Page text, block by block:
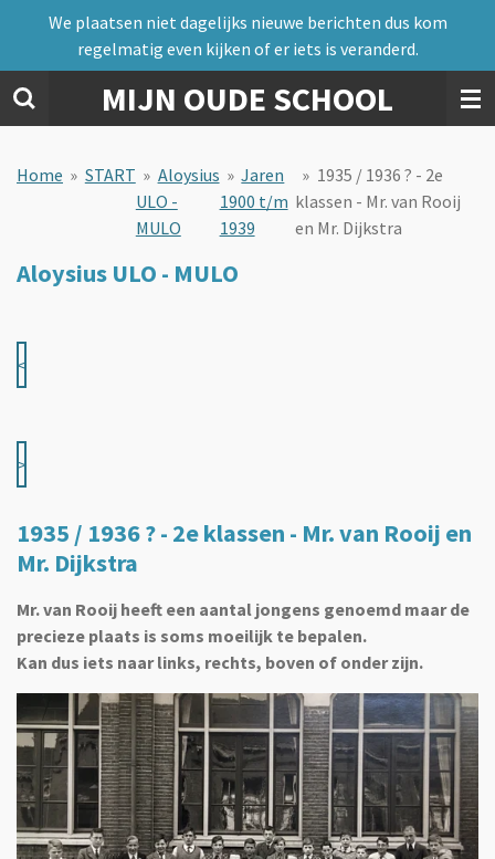
naar
de
hoofdinhoud
MIJN OUDE SCHOOL
We plaatsen niet dagelijks nieuwe berichten dus kom
regelmatig even kijken of er iets is veranderd.
Home » START » Aloysius
ULO -
MULO
» Jaren
1900 t/m
1939
» 1935 / 1936 ? - 2e
klassen - Mr. van Rooij
en Mr. Dijkstra
Aloysius ULO - MULO
<
>
1935 / 1936 ? - 2e klassen - Mr. van Rooij en
Mr. Dijkstra
Mr. van Rooij heeft een aantal jongens genoemd maar de
precieze plaats is soms moeilijk te bepalen.
Kan dus iets naar links, rechts, boven of onder zijn.